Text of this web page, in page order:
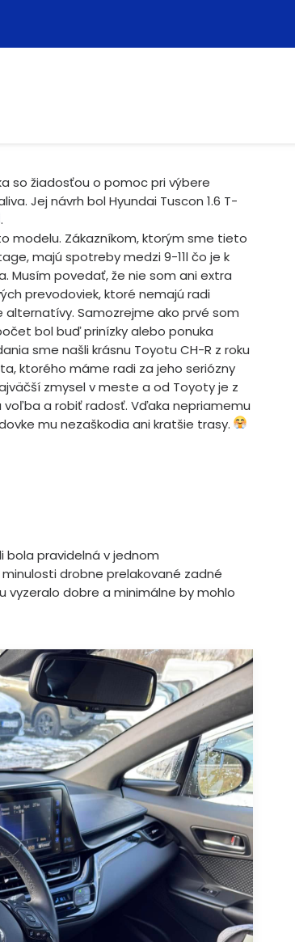
so žiadosťou o pomoc pri výbere
Jej návrh bol Hyundai Tuscon 1.6 T-
.
Zákazníkom, ktorým sme tieto
majú spotreby medzi 9-11l čo je k
Musím povedať, že nie som ani extra
prevodoviek, ktoré nemajú radi
Samozrejme ako prvé som
bol buď prinízky alebo ponuka
sme našli krásnu Toyotu CH-R z roku
ktorého máme radi za jeho seriózny
zmysel v meste a od Toyoty je z
a robiť radosť. Vďaka nepriamemu
mu nezaškodia ani kratšie trasy.
bola pravidelná v jednom
drobne prelakované zadné
dobre a minimálne by mohlo